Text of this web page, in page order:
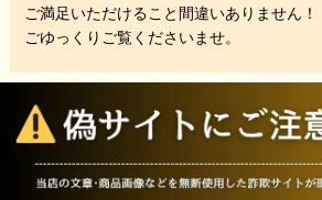
ご満足いただけること間違いありません！
ごゆっくりご覧くださいませ。